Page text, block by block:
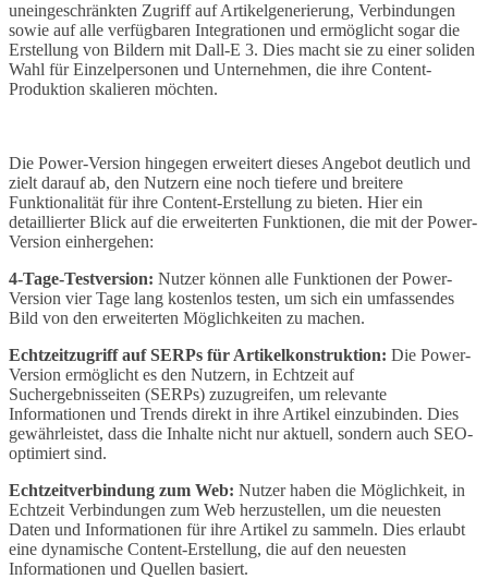
uneingeschränkten Zugriff auf Artikelgenerierung, Verbindungen
sowie auf alle verfügbaren Integrationen und ermöglicht sogar die
Erstellung von Bildern mit Dall-E 3. Dies macht sie zu einer soliden
Wahl für Einzelpersonen und Unternehmen, die ihre Content-
Produktion skalieren möchten.
Die Power-Version hingegen erweitert dieses Angebot deutlich und
zielt darauf ab, den Nutzern eine noch tiefere und breitere
Funktionalität für ihre Content-Erstellung zu bieten. Hier ein
detaillierter Blick auf die erweiterten Funktionen, die mit der Power-
Version einhergehen:
4-Tage-Testversion: Nutzer können alle Funktionen der Power-
Version vier Tage lang kostenlos testen, um sich ein umfassendes
Bild von den erweiterten Möglichkeiten zu machen.
Echtzeitzugriff auf SERPs für Artikelkonstruktion: Die Power-
Version ermöglicht es den Nutzern, in Echtzeit auf
Suchergebnisseiten (SERPs) zuzugreifen, um relevante
Informationen und Trends direkt in ihre Artikel einzubinden. Dies
gewährleistet, dass die Inhalte nicht nur aktuell, sondern auch SEO-
optimiert sind.
Echtzeitverbindung zum Web: Nutzer haben die Möglichkeit, in
Echtzeit Verbindungen zum Web herzustellen, um die neuesten
Daten und Informationen für ihre Artikel zu sammeln. Dies erlaubt
eine dynamische Content-Erstellung, die auf den neuesten
Informationen und Quellen basiert.